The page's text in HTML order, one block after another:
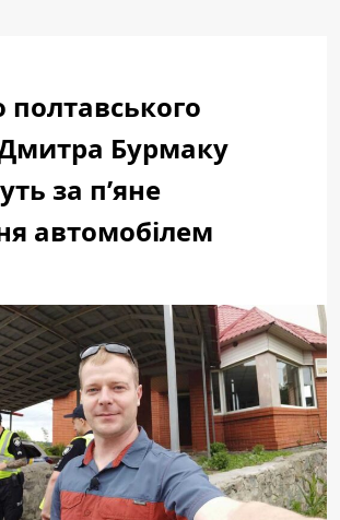
полтавського
Бурмаку
за п’яне
автомобілем